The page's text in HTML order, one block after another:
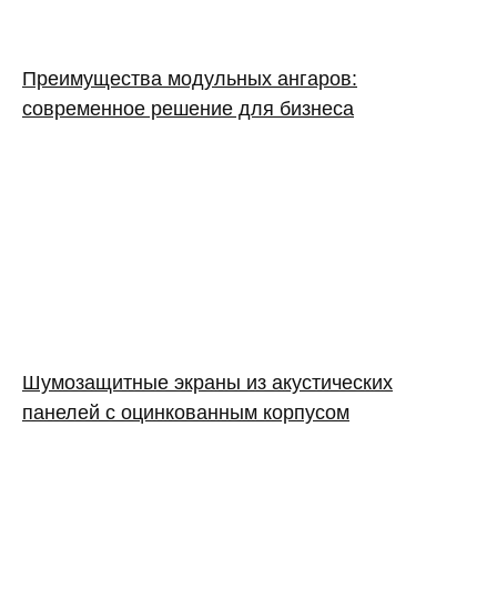
Преимущества модульных ангаров:
современное решение для бизнеса
Шумозащитные экраны из акустических
панелей с оцинкованным корпусом